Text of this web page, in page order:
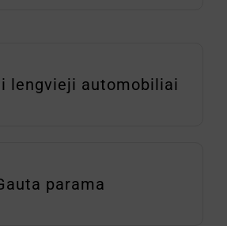
lengvieji automobiliai
parama